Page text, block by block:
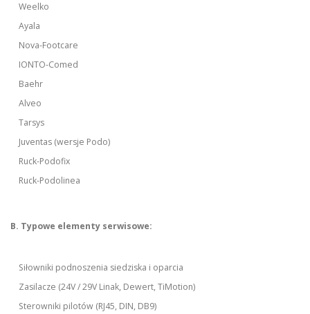
Weelko
Ayala
Nova-Footcare
IONTO-Comed
Baehr
Alveo
Tarsys
Juventas (wersje Podo)
Ruck-Podofix
Ruck-Podolinea
B. Typowe elementy serwisowe:
Siłowniki podnoszenia siedziska i oparcia
Zasilacze (24V / 29V Linak, Dewert, TiMotion)
Sterowniki pilotów (RJ45, DIN, DB9)